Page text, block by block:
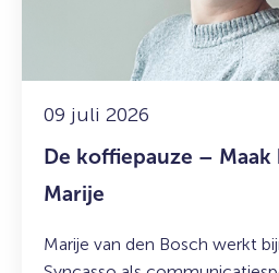
09 juli 2026
De koffiepauze –
Marije
Marije van den Bosch werkt